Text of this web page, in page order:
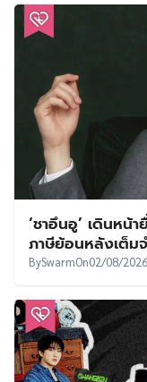
‘ชาอึนอู’ เดินหน้
ภาษีย้อนหลังเต็ม
BySwarmOn02/08/2026